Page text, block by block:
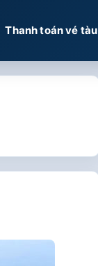
Thanh toán vé tàu